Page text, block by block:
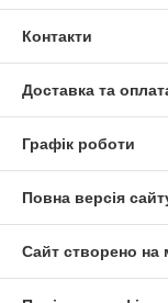
Контакти
Доставка та
Графік роботи
Повна версія
Сайт створено на